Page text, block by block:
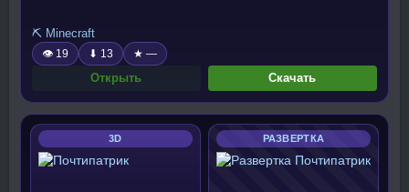
⛏️ Minecraft
👁 19 ⬇ 13 ★ —
Открыть Скачать
3D РАЗВЕРТКА